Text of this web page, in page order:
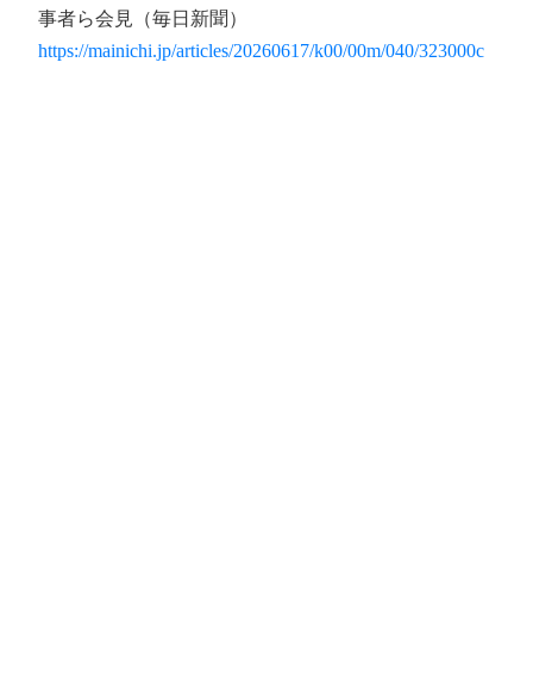
事者ら会見（毎日新聞）
https://mainichi.jp/articles/20260617/k00/00m/040/323000c